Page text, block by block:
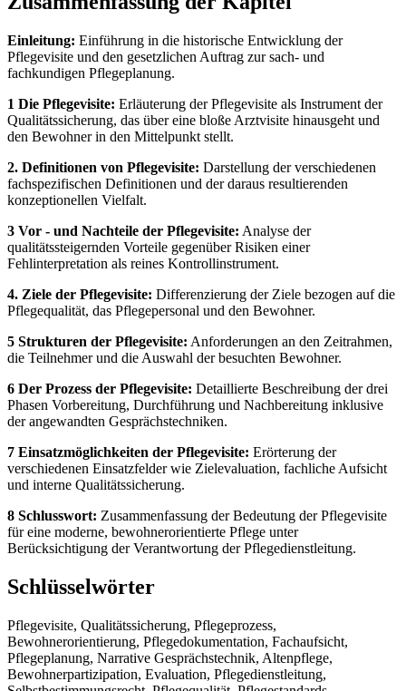
Einleitung: Einführung in die historische Entwicklung der
Pflegevisite und den gesetzlichen Auftrag zur sach- und
fachkundigen Pflegeplanung.
1 Die Pflegevisite: Erläuterung der Pflegevisite als Instrument der
Qualitätssicherung, das über eine bloße Arztvisite hinausgeht und
den Bewohner in den Mittelpunkt stellt.
2. Definitionen von Pflegevisite: Darstellung der verschiedenen
fachspezifischen Definitionen und der daraus resultierenden
konzeptionellen Vielfalt.
3 Vor - und Nachteile der Pflegevisite: Analyse der
qualitätssteigernden Vorteile gegenüber Risiken einer
Fehlinterpretation als reines Kontrollinstrument.
4. Ziele der Pflegevisite: Differenzierung der Ziele bezogen auf die
Pflegequalität, das Pflegepersonal und den Bewohner.
5 Strukturen der Pflegevisite: Anforderungen an den Zeitrahmen,
die Teilnehmer und die Auswahl der besuchten Bewohner.
6 Der Prozess der Pflegevisite: Detaillierte Beschreibung der drei
Phasen Vorbereitung, Durchführung und Nachbereitung inklusive
der angewandten Gesprächstechniken.
7 Einsatzmöglichkeiten der Pflegevisite: Erörterung der
verschiedenen Einsatzfelder wie Zielevaluation, fachliche Aufsicht
und interne Qualitätssicherung.
8 Schlusswort: Zusammenfassung der Bedeutung der Pflegevisite
für eine moderne, bewohnerorientierte Pflege unter
Berücksichtigung der Verantwortung der Pflegedienstleitung.
Schlüsselwörter
Pflegevisite, Qualitätssicherung, Pflegeprozess,
Bewohnerorientierung, Pflegedokumentation, Fachaufsicht,
Pflegeplanung, Narrative Gesprächstechnik, Altenpflege,
Bewohnerpartizipation, Evaluation, Pflegedienstleitung,